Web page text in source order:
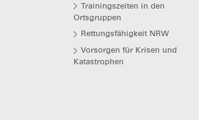
Trainingszeiten in den
Ortsgruppen
Rettungsfähigkeit NRW
Vorsorgen für Krisen und
Katastrophen